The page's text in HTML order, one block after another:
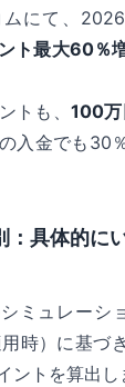
にて、
ト最大60％
トも、 100
入金でも30
：具体的に
ミュレーシ
時）に基づ
ントを算出し